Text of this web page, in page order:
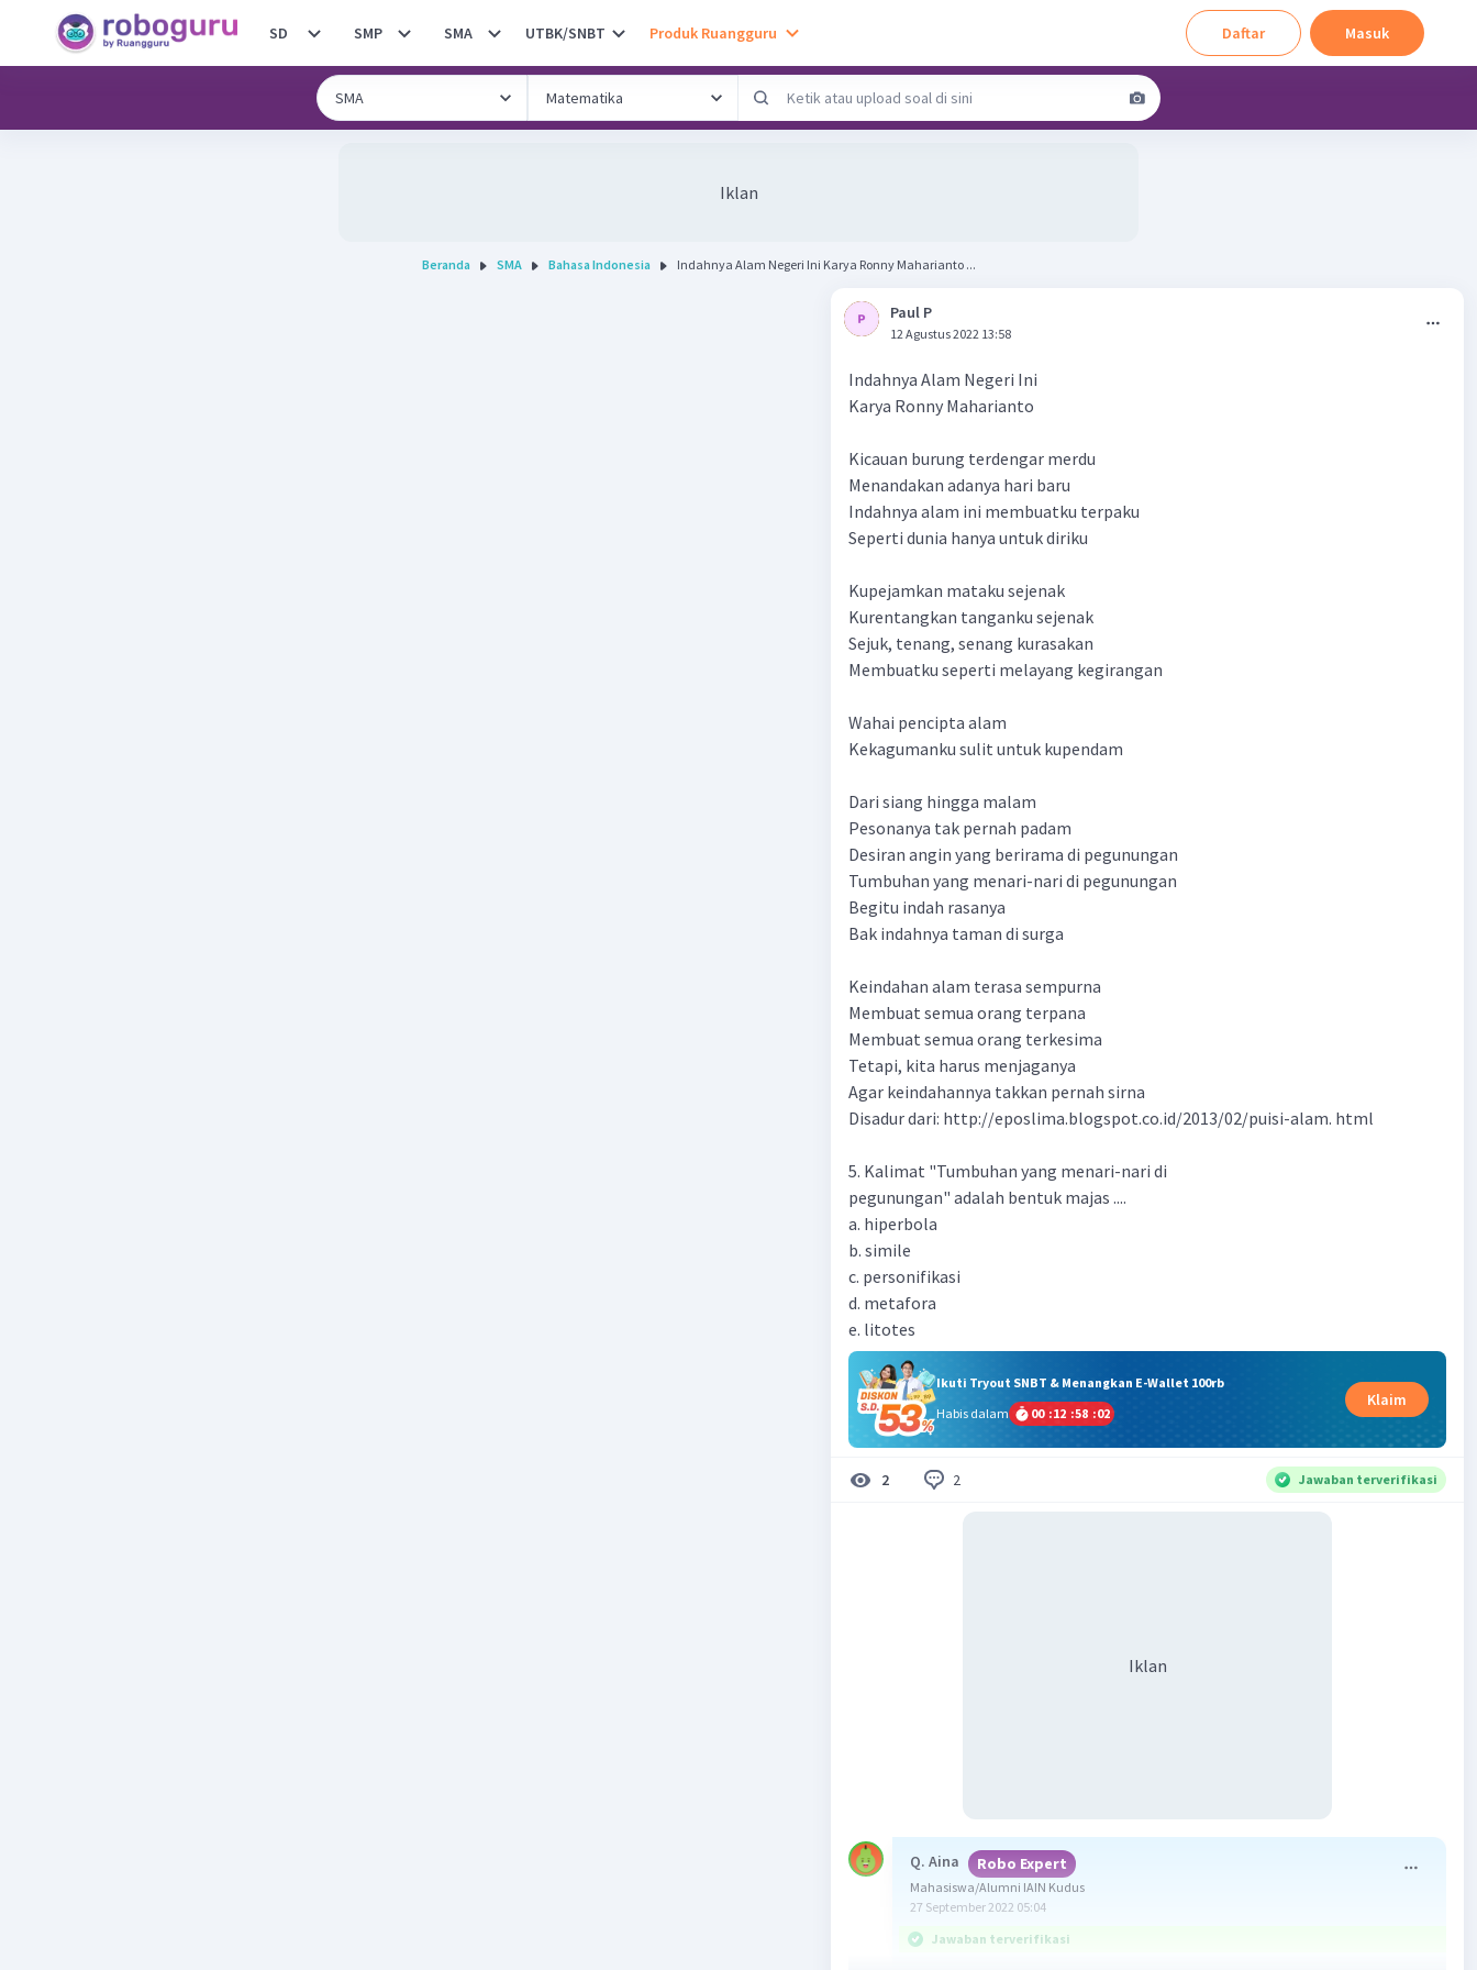
SD SMP SMA UTBK/SNBT Produk Ruangguru Daftar Masuk
Iklan
Beranda SMA Bahasa Indonesia Indahnya Alam Negeri Ini Karya Ronny Maharianto ...
Paul P
12 Agustus 2022 13:58
Indahnya Alam Negeri Ini
Karya Ronny Maharianto
Kicauan burung terdengar merdu
Menandakan adanya hari baru
Indahnya alam ini membuatku terpaku
Seperti dunia hanya untuk diriku
Kupejamkan mataku sejenak
Kurentangkan tanganku sejenak
Sejuk, tenang, senang kurasakan
Membuatku seperti melayang kegirangan
Wahai pencipta alam
Kekagumanku sulit untuk kupendam
Dari siang hingga malam
Pesonanya tak pernah padam
Desiran angin yang berirama di pegunungan
Tumbuhan yang menari-nari di pegunungan
Begitu indah rasanya
Bak indahnya taman di surga
Keindahan alam terasa sempurna
Membuat semua orang terpana
Membuat semua orang terkesima
Tetapi, kita harus menjaganya
Agar keindahannya takkan pernah sirna
Disadur dari: http://eposlima.blogspot.co.id/2013/02/puisi-alam. html
5. Kalimat "Tumbuhan yang menari-nari di
pegunungan" adalah bentuk majas ....
a. hiperbola
b. simile
c. personifikasi
d. metafora
e. litotes
Ikuti Tryout SNBT & Menangkan E-Wallet 100rb
Habis dalam
00 :12 :58 :01
Klaim
2 2 Jawaban terverifikasi
Iklan
Q. Aina Robo Expert
Mahasiswa/Alumni IAIN Kudus
27 September 2022 05:04
Jawaban terverifikasi